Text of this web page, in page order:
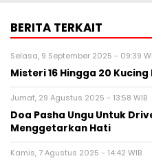
BERITA TERKAIT
Selasa, 9 September 2025 - 09:39
Misteri 16 Hingga 20
Jumat, 29 Agustus 2025 - 13:58 WIB
Doa Pasha Ungu Untuk
Menggetarkan Hati
Kamis, 7 Agustus 2025 - 14:42 WIB